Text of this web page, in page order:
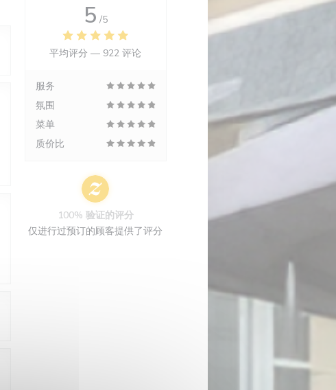
5 /5
平均评分 — 922 评论
服务
氛围
菜单
质价比
100% 验证的评分
仅进行过预订的顾客提供了评分